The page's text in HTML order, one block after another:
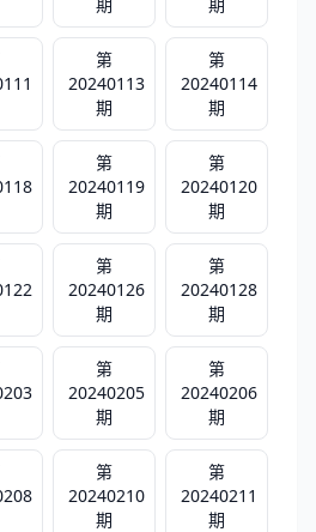
第
20240113
期
第
20240114
期
第
20240119
期
第
20240120
期
第
20240126
期
第
20240128
期
第
20240205
期
第
20240206
期
第
20240210
期
第
20240211
期